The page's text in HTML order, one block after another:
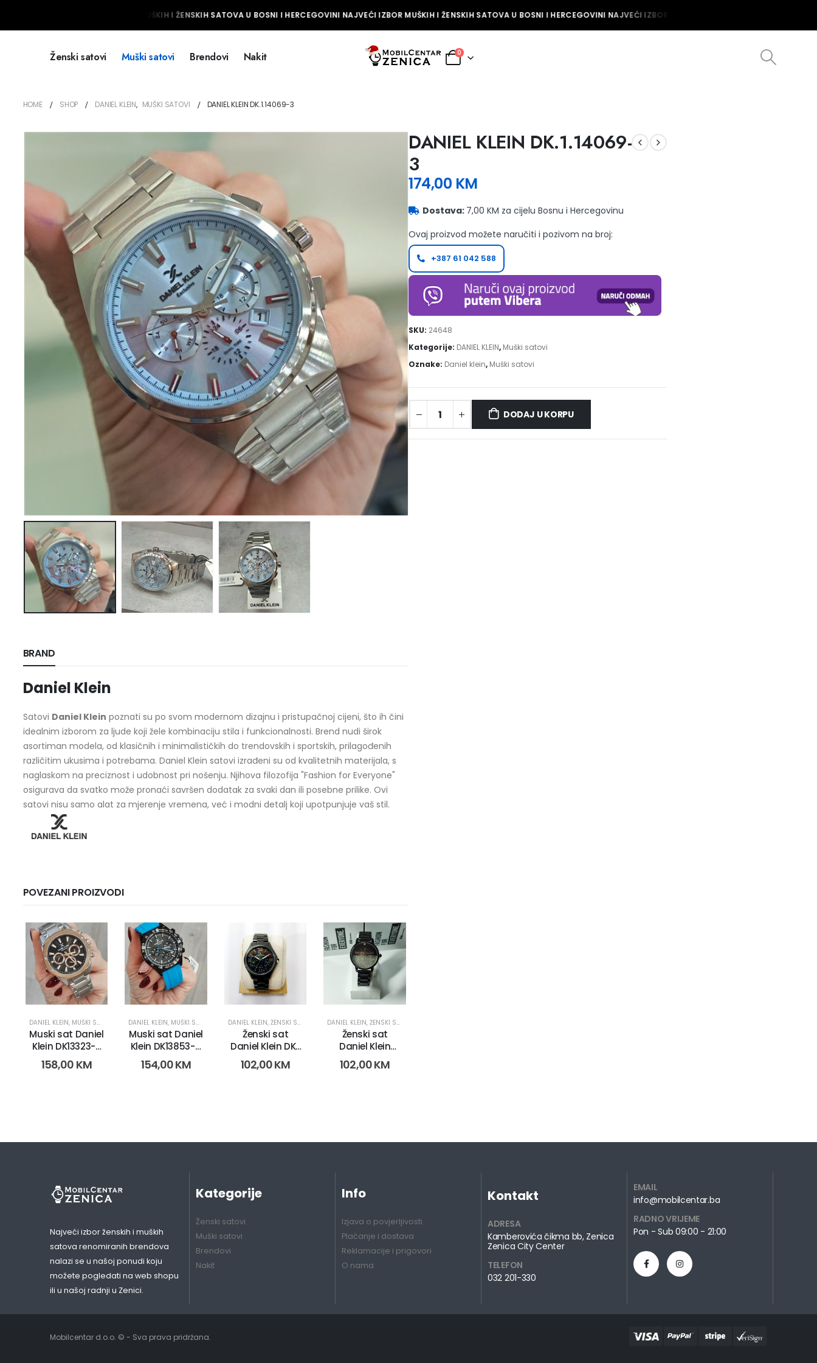
NAJVEĆI IZBOR MUŠKIH I ŽENSKIH SATOVA U BOSNI I HERCEGOVINI NAJVEĆI IZBOR MUŠKIH I ŽENSKIH SATOVA U BOSNI I HERCEGOVINI NAJVEĆI IZBOR MUŠKIH I ŽENSKIH SATOVA U
Ženski satovi Muški satovi Brendovi Nakit 0
HOME SHOP DANIEL KLEIN, MUŠKI SATOVI DANIEL KLEIN DK.1.14069-3
BRAND
Daniel Klein
Satovi Daniel Klein poznati su po svom modernom dizajnu i pristupačnoj cijeni, što ih čini
idealnim izborom za ljude koji žele kombinaciju stila i funkcionalnosti. Brend nudi širok
asortiman modela, od klasičnih i minimalističkih do trendovskih i sportskih, prilagođenih
različitim ukusima i potrebama. Daniel Klein satovi izrađeni su od kvalitetnih materijala, s
naglaskom na preciznost i udobnost pri nošenju. Njihova filozofija "Fashion for Everyone"
osigurava da svatko može pronaći savršen dodatak za svaki dan ili posebne prilike. Ovi
satovi nisu samo alat za mjerenje vremena, već i modni detalj koji upotpunjuje vaš stil.
POVEZANI PROIZVODI
DANIEL KLEIN, MUŠKI SATOVI
Muski sat Daniel
Klein DK13323-3
(14473)
158,00 KM
DANIEL KLEIN, MUŠKI SATOVI
Muski sat Daniel
Klein DK13853-4
(17941)
154,00KM
DANIEL KLEIN, ŽENSKI SATOVI
Ženski sat
Daniel Klein DK-
102-2 (11475 -i6)
102,00KM
DANIEL KLEIN,ŽENSKI SATOVI
Ženski sat
Daniel Klein
DK.1.12711-4
(11402)
102,00KM
DANIEL KLEIN DK.1.14069-
3
174,00 KM
Dostava: 7,00 KM za cijelu Bosnu i Hercegovinu
Ovaj proizvod možete naručiti i pozivom na broj:
+387 61 042 588
SKU: 24648
Kategorije: DANIEL KLEIN, Muški satovi
Oznake: Daniel klein, Muški satovi
DODAJ U KORPU
Najveći izbor ženskih i muških
satova renomiranih brendova
nalazi se u našoj ponudi koju
možete pogledati na web shopu
ili u našoj radnji u Zenici.
Kategorije
Ženski satovi
Muški satovi
Brendovi
Nakit
Info
Izjava o povjerljivosti
Plaćanje i dostava
Reklamacije i prigovori
O nama
Kontakt
ADRESA
Kamberovića čikma bb, Zenica
Zenica City Center
TELEFON
032 201-330
EMAIL
info@mobilcentar.ba
RADNO VRIJEME
Pon - Sub 09:00 - 21:00
Mobilcentar d.o.o. © - Sva prava pridržana.